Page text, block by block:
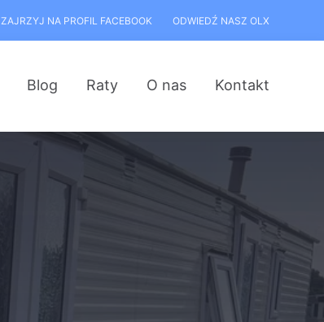
ZAJRZYJ NA PROFIL FACEBOOK ODWIEDŹ NASZ OLX
Blog Raty O nas Kontakt